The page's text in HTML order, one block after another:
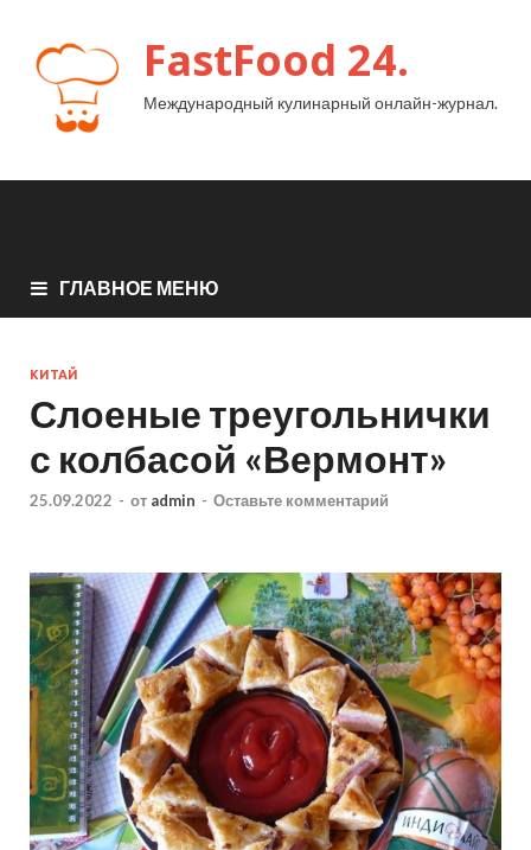
FastFood 24.
Международный кулинарный онлайн-журнал.
ГЛАВНОЕ МЕНЮ
КИТАЙ
Слоеные треугольнички
с колбасой «Вермонт»
25.09.2022 - от admin - Оставьте комментарий